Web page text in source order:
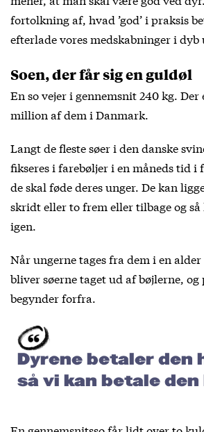
fortolkning af, hvad ’god’ i praksis
efterlade vores medskabninger i dyb
Soen, der får sig en guldøl
En so vejer i gennemsnit 240 kg.
million af dem i Danmark.
Langt de fleste søer i den danske
fikseres i farebøljer i en måneds tid i
de skal føde deres unger. De kan
skridt eller to frem eller tilbage og så
igen.
Når ungerne tages fra dem i en
bliver søerne taget ud af bøjlerne,
begynder forfra.
Dyrene betaler den
så vi kan betale